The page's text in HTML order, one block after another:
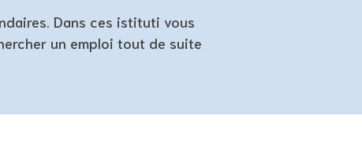
Dans ces istituti vous
un emploi tout de suite